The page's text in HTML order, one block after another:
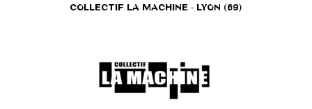
COLLECTIF LA MACHINE - LYON (69)